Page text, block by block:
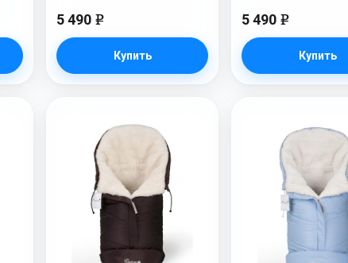
5 490 e
Купить
5 490 e
Купить